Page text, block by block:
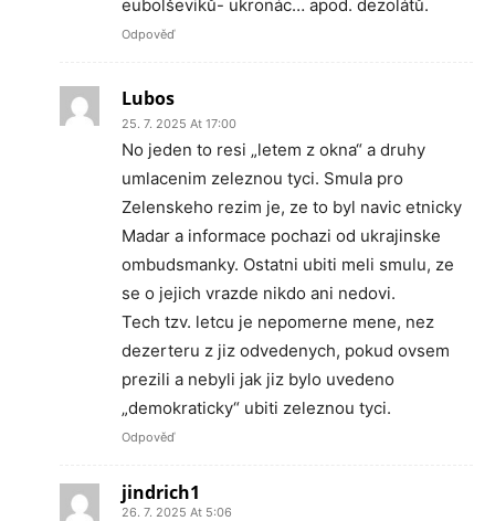
eubolševiků- ukronác… apod. dezolátů.
Odpověď
Lubos
25. 7. 2025 At 17:00
No jeden to resi „letem z okna“ a druhy
umlacenim zeleznou tyci. Smula pro
Zelenskeho rezim je, ze to byl navic etnicky
Madar a informace pochazi od ukrajinske
ombudsmanky. Ostatni ubiti meli smulu, ze
se o jejich vrazde nikdo ani nedovi.
Tech tzv. letcu je nepomerne mene, nez
dezerteru z jiz odvedenych, pokud ovsem
prezili a nebyli jak jiz bylo uvedeno
„demokraticky“ ubiti zeleznou tyci.
Odpověď
jindrich1
26. 7. 2025 At 5:06